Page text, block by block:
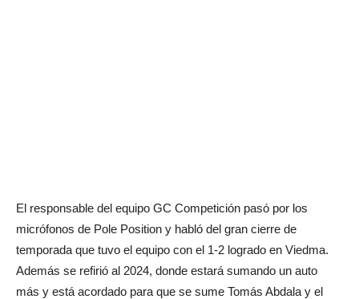
El responsable del equipo GC Competición pasó por los
micrófonos de Pole Position y habló del gran cierre de
temporada que tuvo el equipo con el 1-2 logrado en Viedma.
Además se refirió al 2024, donde estará sumando un auto
más y está acordado para que se sume Tomás Abdala y el